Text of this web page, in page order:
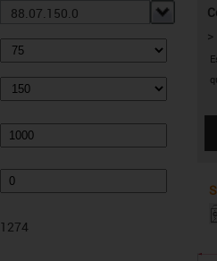
88.07.150.0
1274